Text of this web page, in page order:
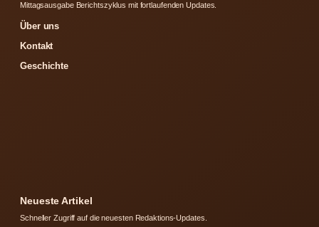
Mittagsausgabe Berichtszyklus mit fortlaufenden Updates.
Über uns
Kontakt
Geschichte
Neueste Artikel
Schneller Zugriff auf die neuesten Redaktions-Updates.